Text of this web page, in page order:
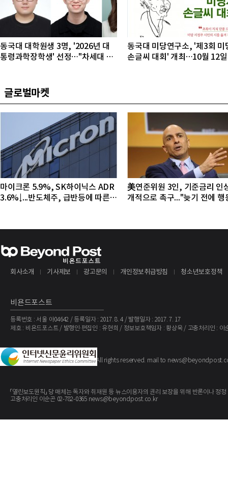
동국대 대학원생 3명, '2026년 대
통령과학장학생' 선정…"차세대 연
동국대 미당연구소, '제3회 미
손글씨 대회' 개최…10월 12
글로벌마켓
마이크론 5.9%, SK하이닉스 ADR
3.6%↓...반도체주, 급반등에 따른
美연준위원 3인, 기준금리 인
개적으로 촉구..."늦기 전에 행
회사소개 기사제보 광고문의 개인정보취급방침 청소년보호정책
비욘드포스트
등록번호 : 서울 아04642 / 등록일자 : 2017. 8. 4 / 발행일자 : 2017. 7. 17
제호 : 비욘드포스트 / 발행인·편집인 : 유현희 / 정보보호책임자 : 황상욱 / 고충처리인 : 이
Copyright ©The BeyondPost. All rights reserved. mail to
「열린보도원칙」 당 매체는 독자와 취재원 등 뉴스이용자의 권리 보장을 위해 반론이나
고충처리인 이순곤 02-782-0365 news@beyondpost.co.kr